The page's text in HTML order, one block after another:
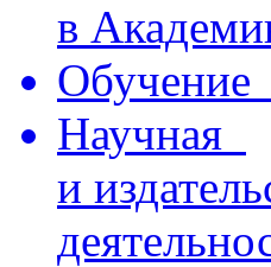
в
Обучение
Научная
и